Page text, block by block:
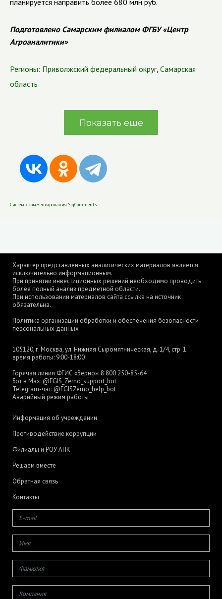
планируется направить более 680 млн руб.
Подготовлено Самарским филиалом ФГБУ «Центр
Агроаналитики»
Регионы: Приволжский федеральный округ, Самарская
область
Показать еще
Система комментирования SigComments
Характер представленных аналитических материалов является
исключительно информационным.
При принятии инвестиционных решений необходимо проводить
более полный анализ предметной области.
При использовании материалов сайта ссылка на источник
обязательна.
Политика организации обработки и обеспечения безопасности
персональных данных
105120, г. Москва, ул. Нижняя Сыромятническая, д. 1/4, стр. 1
время работы: 9:00-18:00
Горячая линия ФГИС «Зерно»: 8 800 250-85-64
Бот в Max: @FGIS_Zerno_support_bot
Telegram-чат: @FGISZerno_help_bot
Аварийный режим работы
Информация об учреждении
Противодействие коррупции
Филиалы и РОУ АПК
Решаем вместе
Обратная связь
Контакты